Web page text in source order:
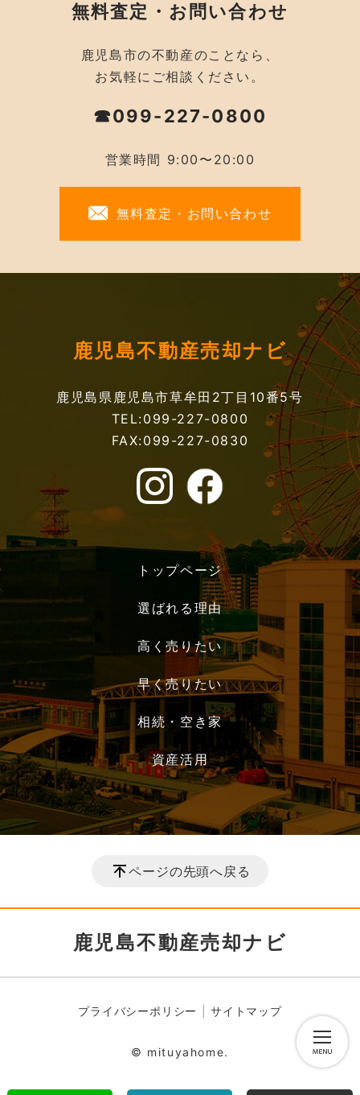
無料査定・お問い合わせ
鹿児島市の不動産のことなら、
お気軽にご相談ください。
☎099-227-0800
営業時間 9:00〜20:00
無料査定・お問い合わせ
鹿児島不動産売却ナビ
鹿児島県鹿児島市草牟田2丁目10番5号
TEL:099-227-0800
FAX:099-227-0830
トップページ
選ばれる理由
高く売りたい
早く売りたい
相続・空き家
資産活用
ページの先頭へ戻る
鹿児島不動産売却ナビ
プライバシーポリシー サイトマップ
© mituyahome.